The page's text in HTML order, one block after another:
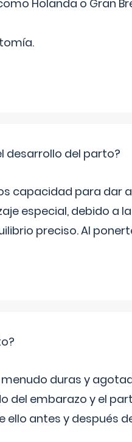
Holanda o Gran
desarrollo del parto?
capacidad para dar a
especial, debido a
preciso. Al
duras y
del embarazo y el
antes y después